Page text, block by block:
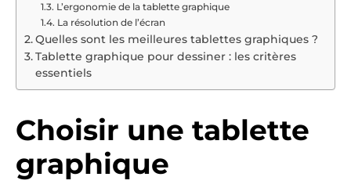
L’ergonomie de la tablette graphique
La résolution de l’écran
Quelles sont les meilleures tablettes graphiques ?
Tablette graphique pour dessiner : les critères
essentiels
Choisir une tablette
graphique